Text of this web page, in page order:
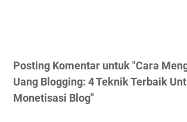
Posting Komentar untuk "Cara
Uang Blogging: 4 Teknik Terbaik
Monetisasi Blog"